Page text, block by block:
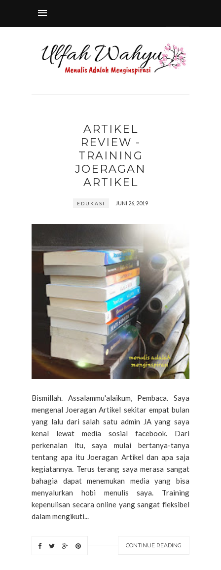
ARTIKEL
REVIEW -
TRAINING
JOERAGAN
ARTIKEL
EDUKASI JUNI 26, 2019
Bismillah. Assalammu'alaikum, Pembaca. Saya
mengenal Joeragan Artikel sekitar empat bulan
yang lalu dari salah satu admin JA yang saya
kenal lewat media sosial facebook. Dari
perkenalan itu, saya mulai bertanya-tanya
tentang apa itu Joeragan Artikel dan apa saja
kegiatannya. Terus terang saya merasa sangat
bahagia dapat menemukan media yang bisa
menyalurkan hobi menulis saya. Training
kepenulisan secara online yang sangat fleksibel
dalam mengikuti...
CONTINUE READING